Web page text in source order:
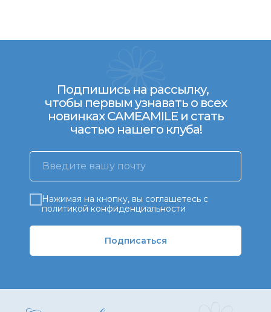
Нажимая на кнопку, вы соглашетесь с
политикой конфиденциальности
Подписаться
Подпишись на рассылку,
чтобы первым узнавать о всех
новинках CAMEAMILE и стать
частью нашего клуба!